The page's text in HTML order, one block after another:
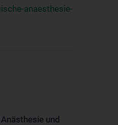
anaesthesie-
und